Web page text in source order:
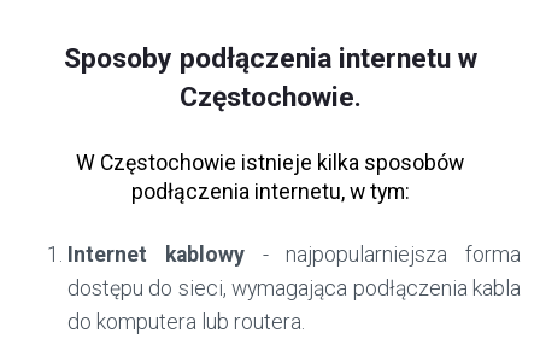
Sposoby podłączenia internetu w
Częstochowie.
W Częstochowie istnieje kilka sposobów
podłączenia internetu, w tym:
Internet kablowy- najpopularniejsza forma
dostępu do sieci, wymagająca podłączenia kabla
do komputera lub routera.